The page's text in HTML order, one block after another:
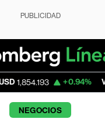
PUBLICIDAD
+0.94% Visa 366.13
NEGOCIOS